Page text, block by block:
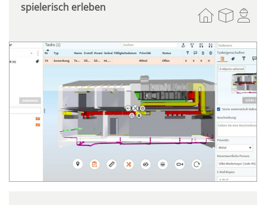
spielerisch erleben